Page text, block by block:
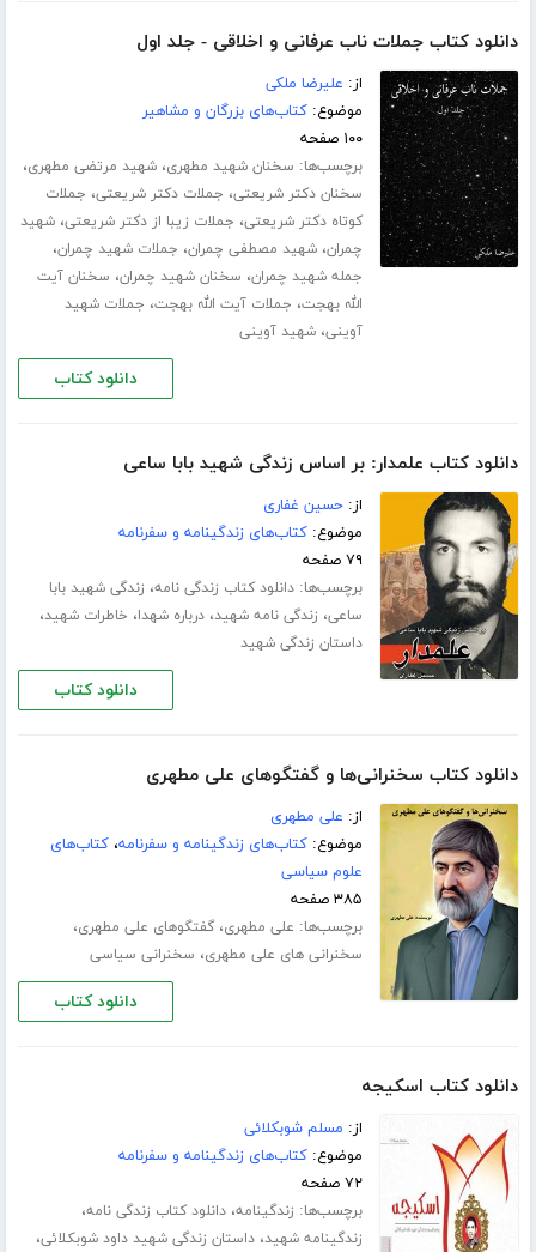
دانلود کتاب جملات ناب عرفانی و اخلاقی - جلد اول
از: علیرضا ملکی
موضوع:کتاب‌های بزرگان و مشاهیر
۱۰۰ صفحه
برچسب‌ها: سخنان شهید مطهری،شهید مرتضی مطهری،
سخنان دکتر شریعتی، جملات دکتر شریعتی، جملات
کوتاه دکتر شریعتی، جملات زیبا از دکتر شریعتی،شهید
چمران،شهید مصطفی چمران، جملات شهید چمران،
جمله شهید چمران، سخنان شهید چمران، سخنان آیت
الله بهجت، جملات آیت الله بهجت، جملات شهید
آوینی،شهید آوینی
دانلود کتاب
دانلود کتاب علمدار: بر اساس زندگی شهید بابا ساعی
از:حسین غفاری
موضوع:کتاب‌های زندگینامه و سفرنامه
۷۹ صفحه
برچسب‌ها:دانلود کتاب زندگی نامه، زندگی شهید بابا
ساعی، زندگی نامه شهید،درباره شهدا، خاطرات شهید،
داستان زندگی شهید
دانلود کتاب
دانلود کتاب سخنرانی‌ها و گفتگوهای علی مطهری
از: علی مطهری
موضوع:کتاب‌های زندگینامه و سفرنامه،کتاب‌های
علوم سیاسی
۳۸۵ صفحه
برچسب‌ها: علی مطهری،گفتگوهای علی مطهری،
سخنرانی های علی مطهری، سخنرانی سیاسی
دانلود کتاب
دانلود کتاب اسکیجه
از: مسلم شوبکلائی
موضوع:کتاب‌های زندگینامه و سفرنامه
۷۲ صفحه
برچسب‌ها: زندگینامه،دانلود کتاب زندگی نامه،
زندگینامه شهید،داستان زندگی شهید داود شوبکلائی،